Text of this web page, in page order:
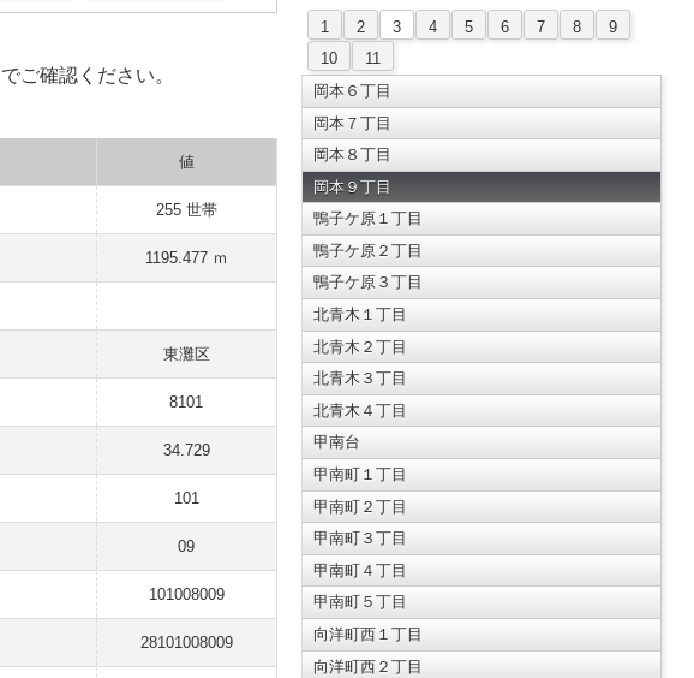
でご確認ください。
値
255 世帯
1195.477 ｍ
東灘区
8101
34.729
101
09
101008009
28101008009
1 2 3 4 5 6 7 8
9
10
11
岡本６丁目
岡本７丁目
岡本８丁目
岡本９丁目
鴨子ケ原１丁目
鴨子ケ原２丁目
鴨子ケ原３丁目
北青木１丁目
北青木２丁目
北青木３丁目
北青木４丁目
甲南台
甲南町１丁目
甲南町２丁目
甲南町３丁目
甲南町４丁目
甲南町５丁目
向洋町西１丁目
向洋町西２丁目